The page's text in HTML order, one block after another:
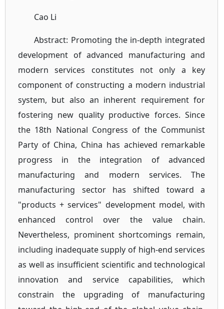
Cao Li
Abstract: Promoting the in-depth integrated
development of advanced manufacturing and
modern services constitutes not only a key
component of constructing a modern industrial
system, but also an inherent requirement for
fostering new quality productive forces. Since
the 18th National Congress of the Communist
Party of China, China has achieved remarkable
progress in the integration of advanced
manufacturing and modern services. The
manufacturing sector has shifted toward a
"products + services" development model, with
enhanced control over the value chain.
Nevertheless, prominent shortcomings remain,
including inadequate supply of high-end services
as well as insufficient scientific and technological
innovation and service capabilities, which
constrain the upgrading of manufacturing